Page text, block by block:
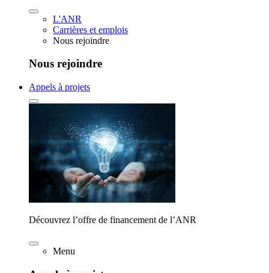
L'ANR
Carrières et emplois
Nous rejoindre
Nous rejoindre
Appels à projets
Découvrez l’offre de financement de l’ANR
Menu